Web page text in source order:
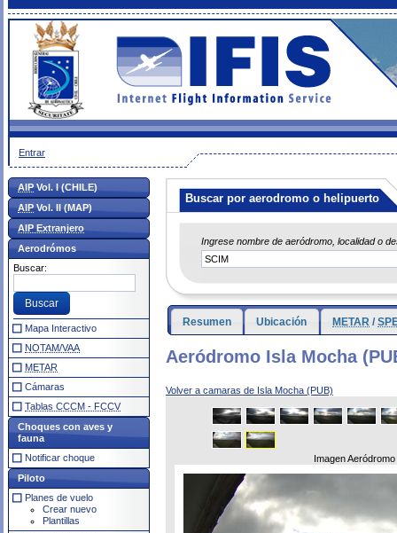
Entrar
Buscar por aerodromo o helipuerto
Ingrese nombre de aeródromo, localidad o
Resumen Ubicación METAR /
Aeródromo Isla Mocha
Volver a camaras de Isla Mocha (PUB)
Imagen
AIPVol. I (CHILE)
AIPVol. II (MAP)
AIP Extranjero
Aerodrómos
Buscar:
Mapa Interactivo
NOTAM/VAA
METAR
Cámaras
Tablas CCCM - FCCV
Choques con aves y
fauna
Notificar choque
Piloto
Planes de vuelo
Crear nuevo
Plantillas